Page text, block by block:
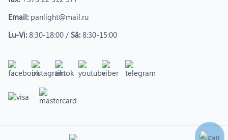
Email: panlight@mail.ru
Lu-Vi: 8:30-18:00 / Sâ: 8:30-15:00